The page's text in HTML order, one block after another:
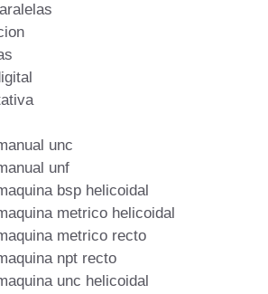
unc
unf
bsp helicoidal
metrico helicoidal
metrico recto
npt recto
unc helicoidal